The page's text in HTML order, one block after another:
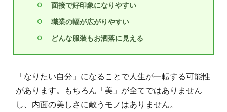
面接で好印象になりやすい
職業の幅が広がりやすい
どんな服装もお洒落に見える
「なりたい自分」になることで人生が一転する可能性
があります。もちろん「美」が全てではありません
し、内面の美しさに敵うモノはありません。